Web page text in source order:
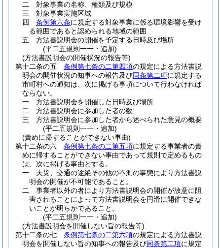
二
対象事業の名称、種類及び規模
三
対象事業実施区域
四
条例第六条に規定する対象事業に係る環境影響を受け
る範囲であると認められる地域の範囲
五
方法書説明会の開催を予定する日時及び場所
(平二五規則一一・追加)
(方法書説明会の開催状況の報告等)
第十二条の五
条例第七条の二第四項の規定による方法書説
明会の開催状況の知事への報告及び同条第二項に規定する
市町村への通知は、次に掲げる事項について行わなければ
ならない。
一
方法書説明会を開催した日時及び場所
二
方法書説明会に参加した者の数
三
方法書説明会に参加した者から述べられた意見の概要
(平二五規則一一・追加)
(責めに帰することができない事由)
第十二条の六
条例第七条の二第五項に規定する事業者の責
めに帰することができない事由であって規則で定めるもの
は、次に掲げる事由とする。
一
天災、交通の途絶その他の不測の事態により方法書説
明会の開催が不可能であること。
二
事業者以外の者により方法書説明会の開催が故意に阻
害されることによって方法書説明会を円滑に開催できな
いことが明らかであること。
(平二五規則一一・追加)
(方法書説明会を開催しない旨の報告等)
第十二条の七
条例第七条の二第六項の規定による方法書説
明会を開催しない旨の知事への報告及び同条第二項に規定